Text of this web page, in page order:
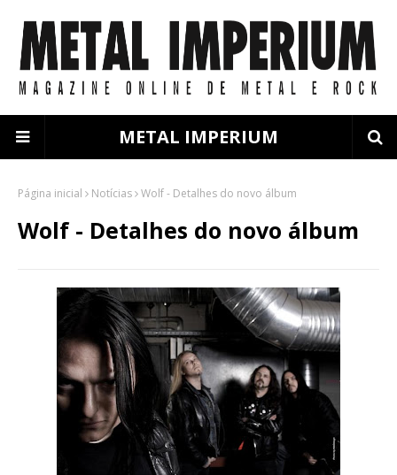
METAL IMPERIUM
Página inicial Notícias Wolf - Detalhes do novo álbum
Wolf - Detalhes do novo álbum